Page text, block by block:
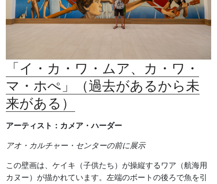
「イ・カ・ワ・ムア、カ・ワ・
マ・ホぺ」（過去があるから未
来がある）
アーティスト：カメア・ハーダー
アオ・カルチャー・センターの前に展示
この壁画は、ケイキ（子供たち）が操縦するワア（航海用
カヌー）が描かれています。左端のボートの後ろで魚を引